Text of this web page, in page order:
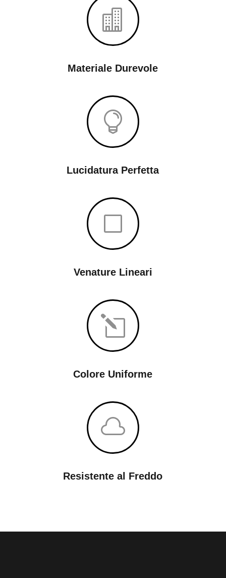

Materiale Durevole

Lucidatura Perfetta
V
Venature Lineari
l
Colore Uniforme

Resistente al Freddo